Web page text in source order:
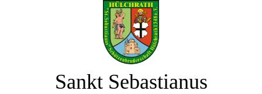
Sankt Sebastianus